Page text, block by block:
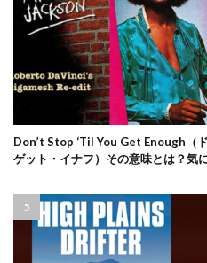
Don’t Stop ‘Til You Get Enough（
ゲット・イナフ）その意味とは？気